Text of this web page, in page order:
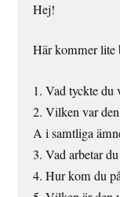
Hej!
Här kommer lite
1. Vad tyckte du
2. Vilken var
A i samtliga
3. Vad arbetar
4. Hur kom du